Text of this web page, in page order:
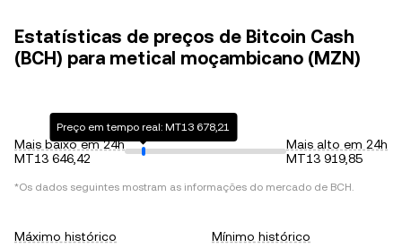
Estatísticas de preços de Bitcoin Cash
(BCH) para metical moçambicano (MZN)
Mais baixo em 24h
MT13 646,42
Preço em tempo real: MT13 678,21
Mais alto em 24h
MT13 919,85
*Os dados seguintes mostram as informações do mercado de BCH.
Máximo histórico
Mínimo histórico